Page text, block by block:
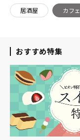
居酒屋 カフェ
おすすめ特集